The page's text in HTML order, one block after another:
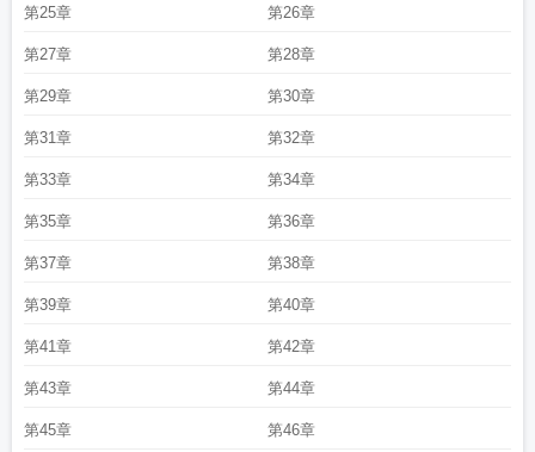
第25章 第26章
第27章 第28章
第29章 第30章
第31章 第32章
第33章 第34章
第35章 第36章
第37章 第38章
第39章 第40章
第41章 第42章
第43章 第44章
第45章 第46章